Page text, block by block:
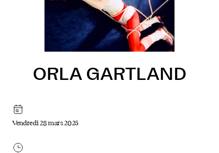
ORLA GARTLAND
Vendredi 28 mars 2025